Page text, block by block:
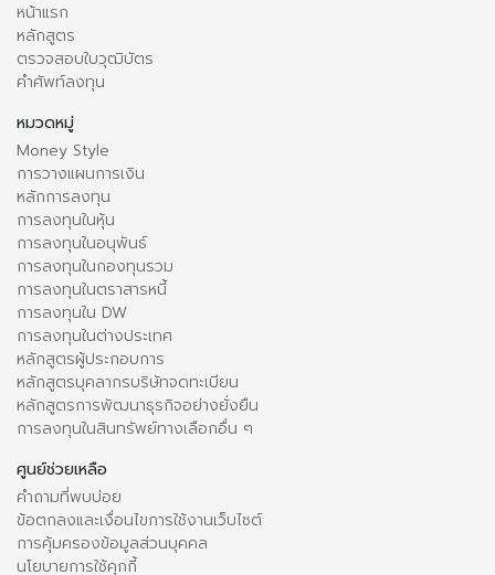
หน้าแรก
หลักสูตร
ตรวจสอบใบวุฒิบัตร
คำศัพท์ลงทุน
หมวดหมู่
Money Style
การวางแผนการเงิน
หลักการลงทุน
การลงทุนในหุ้น
การลงทุนในอนุพันธ์
การลงทุนในกองทุนรวม
การลงทุนในตราสารหนี้
การลงทุนใน DW
การลงทุนในต่างประเทศ
หลักสูตรผู้ประกอบการ
หลักสูตรบุคลากรบริษัทจดทะเบียน
หลักสูตรการพัฒนาธุรกิจอย่างยั่งยืน
การลงทุนในสินทรัพย์ทางเลือกอื่น ๆ
ศูนย์ช่วยเหลือ
คำถามที่พบบ่อย
ข้อตกลงและเงื่อนไขการใช้งานเว็บไซต์
การคุ้มครองข้อมูลส่วนบุคคล
นโยบายการใช้คุกกี้